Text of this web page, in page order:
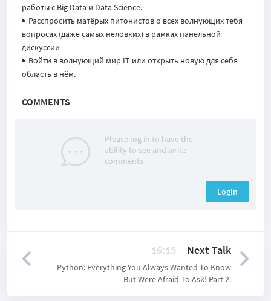
работы с Big Data и Data Science.
Расспросить матёрых питонистов о всех волнующих тебя
вопросах (даже самых неловких) в рамках панельной
дискуссии
Войти в волнующий мир IT или открыть новую для себя
область в нём.
COMMENTS
Please log in to have the
ability to see and write
comments
Login
16:15 Next Talk
Python: Everything You Always Wanted To Know
But Were Afraid To Ask! Part 2.